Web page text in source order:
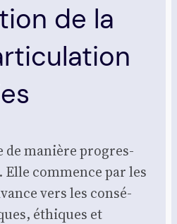
de la
de manière pro­gres­
com­mence par les
vers les consé­
éthiques et